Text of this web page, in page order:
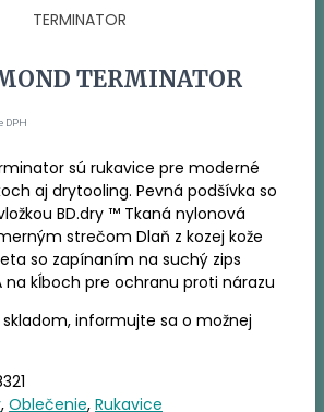
TERMINATOR
€.
DPH
sú rukavice pre moderné
aj drytooling. Pevná podšívka so
BD.dry ™ Tkaná nylonová
strečom Dlaň z kozej kože
so zapínaním na suchý zips
na kĺboch ​​pre ochranu proti nárazu
informujte sa o možnej
, Oblečenie, Rukavice